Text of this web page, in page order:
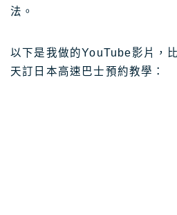
日本租車｜8大租車網站比較
日本租車｜樂天租車 最便宜
法。
以下是我做的YouTube影片，
天訂日本高速巴士預約教學：